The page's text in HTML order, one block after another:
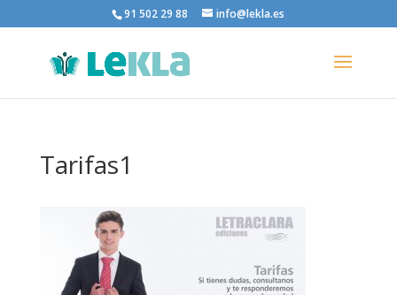
91 502 29 88 info@lekla.es
Tarifas1